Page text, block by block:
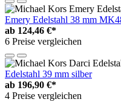
Emery Edelstahl 38 mm
ab 124,46 €*
6 Preise vergleichen
Edelstahl 39 mm silber
ab 196,90 €*
4 Preise vergleichen